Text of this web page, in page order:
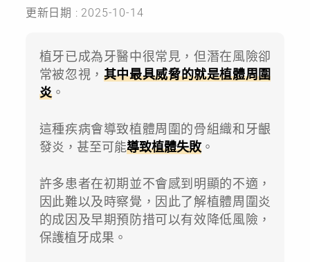
更新日期 : 2025-10-14
植牙已成為牙醫中很常見，但潛在風險卻
常被忽視， 其中最具威脅的就是植體周圍
炎。
這種疾病會導致植體周圍的骨組織和牙齦
發炎，甚至可能導致植體失敗。
許多患者在初期並不會感到明顯的不適，
因此難以及時察覺，因此了解植體周圍炎
的成因及早期預防措可以有效降低風險，
保護植牙成果。